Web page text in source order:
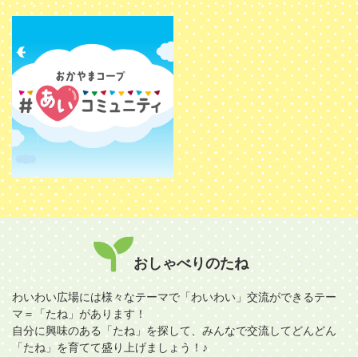
おしゃべりのたね
わいわい広場には様々なテーマで「わいわい」交流ができるテー
マ＝「たね」があります！
自分に興味のある「たね」を探して、みんなで交流してどんどん
「たね」を育てて盛り上げましょう！♪